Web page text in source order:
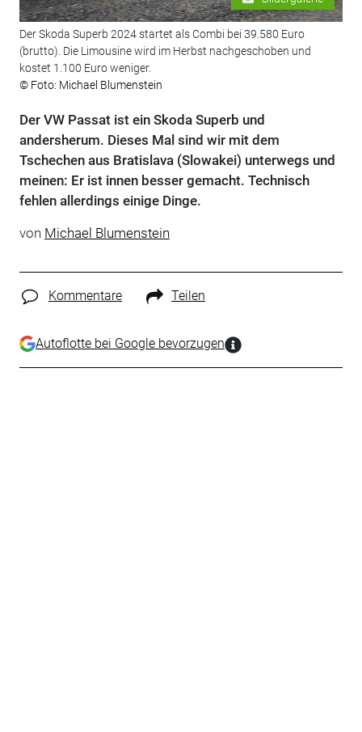
Der Skoda Superb 2024 startet als Combi bei 39.580 Euro
(brutto). Die Limousine wird im Herbst nachgeschoben und
kostet 1.100 Euro weniger.
© Foto: Michael Blumenstein
Der VW Passat ist ein Skoda Superb und
andersherum. Dieses Mal sind wir mit dem
Tschechen aus Bratislava (Slowakei) unterwegs und
meinen: Er ist innen besser gemacht. Technisch
fehlen allerdings einige Dinge.
von Michael Blumenstein
Kommentare Teilen
Autoflotte bei Google bevorzugen